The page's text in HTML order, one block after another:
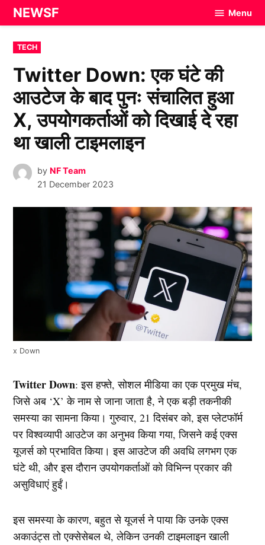
Skip
to
content
NEWSF Menu
POSTED
IN
TECH
Twitter Down: एक घंटे की
आउटेज के बाद पुनः संचालित हुआ
X, उपयोगकर्ताओं को दिखाई दे रहा
था खाली टाइमलाइन
by NF Team
21 December 2023
x Down
Twitter Down: इस हफ्ते, सोशल मीडिया का एक प्रमुख मंच,
जिसे अब ‘X’ के नाम से जाना जाता है, ने एक बड़ी तकनीकी
समस्या का सामना किया। गुरुवार, 21 दिसंबर को, इस प्लेटफॉर्म
पर विश्वव्यापी आउटेज का अनुभव किया गया, जिसने कई एक्स
यूजर्स को प्रभावित किया। इस आउटेज की अवधि लगभग एक
घंटे थी, और इस दौरान उपयोगकर्ताओं को विभिन्न प्रकार की
असुविधाएं हुईं।
इस समस्या के कारण, बहुत से यूजर्स ने पाया कि उनके एक्स
अकाउंट्स तो एक्सेसेबल थे, लेकिन उनकी टाइमलाइन खाली